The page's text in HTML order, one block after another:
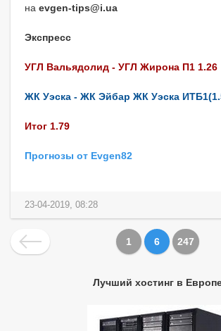
на evgen-tips@i.ua
Экспресс
УГЛ Вальядолид - УГЛ Жирона П1 1.26
ЖК Уэска - ЖК Эйбар ЖК Уэска
Итог 1.79
Прогнозы от Evgen82
23-04-2019, 08:28
1 6 247
Лучший хостинг в